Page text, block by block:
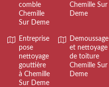
comble
Chemille
Sur Deme
Chemille Sur
Deme
Entreprise
pose
nettoyage
gouttière
à Chemille
Sur Deme
Demoussage
et nettoyage
de toiture
Chemille Sur
Deme